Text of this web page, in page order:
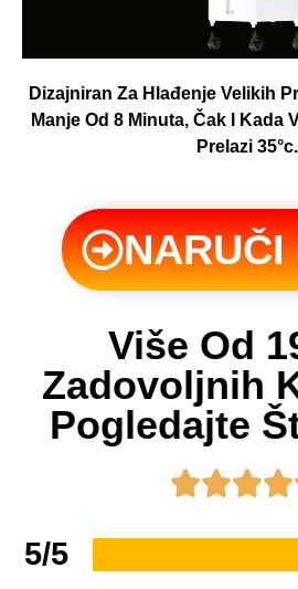
Dizajniran Za Hlađenje Velikih
Manje Od 8 Minuta, Čak I Kada
Prelazi 35°c.
NARUČI
Više Od
Zadovoljnih
Pogledajte
5/5